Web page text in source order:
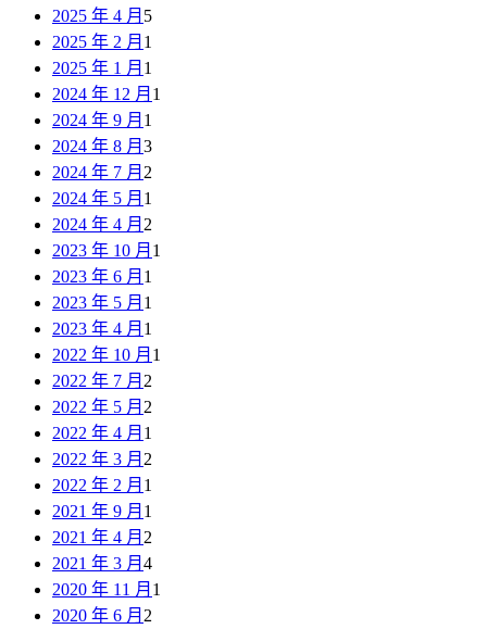
2025 年 4 月 5
2025 年 2 月 1
2025 年 1 月 1
2024 年 12 月 1
2024 年 9 月 1
2024 年 8 月 3
2024 年 7 月 2
2024 年 5 月 1
2024 年 4 月 2
2023 年 10 月 1
2023 年 6 月 1
2023 年 5 月 1
2023 年 4 月 1
2022 年 10 月 1
2022 年 7 月 2
2022 年 5 月 2
2022 年 4 月 1
2022 年 3 月 2
2022 年 2 月 1
2021 年 9 月 1
2021 年 4 月 2
2021 年 3 月 4
2020 年 11 月 1
2020 年 6 月 2